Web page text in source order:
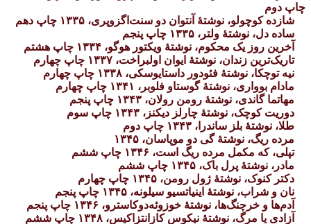
چاپ دوم
شازده کوچولو، نوشتهٔ آنتوان دو سنت‌اگزوپری، ۱۳۳۵ چاپ دهم
ساده دل، نوشتهٔ ولتر، ۱۳۳۵ چاپ پنجم
آخرین روز یک محکوم، نوشتهٔ ویکتور هوگو، ۱۳۳۴ چاپ هشتم
تاریک‌ترین زندان، نوشتهٔ ایوان اولبراخت، ۱۳۳۷ چاپ چهارم
نیه توچکا، نوشتهٔ فئودور داستایوسکی، ۱۳۳۸ چاپ چهارم
مادام بوواری، نوشتهٔ گوستاو فلوبر، ۱۳۴۱ چاپ چهارم
مهاتما گاندی، نوشتهٔ رومن رولان، ۱۳۴۳ چاپ پنجم
دوریت کوچک، نوشتهٔ چارلز دیکنز، ۱۳۴۳ چاپ سوم
طلا، نوشتهٔ بلز ساندرا، ۱۳۴۳ چاپ دوم
مرده ریگ، نوشتهٔ گی دو موپاسان، ۱۳۴۵
تپلی، که مکمل مرده ریگ است، ۱۳۴۶ چاپ ششم
مادر، نوشتهٔ پرل باک، ۱۳۴۵ چاپ ششم
دکتر کنوک، نوشتهٔ ژول رومن، ۱۳۴۵ چاپ چهارم
نان و شراب، نوشتهٔ اینیاتسیو سیلونه، ۱۳۴۵ چاپ پنجم
آدم‌ها و خرچنگ‌ها، نوشتهٔ خوزوئه‌دوکاسترو، ۱۳۴۶ چاپ پنجم
آزادی یا مرگ، نوشتهٔ نیکوس کازانتزاکیس، ۱۳۴۸ چاپ ششم